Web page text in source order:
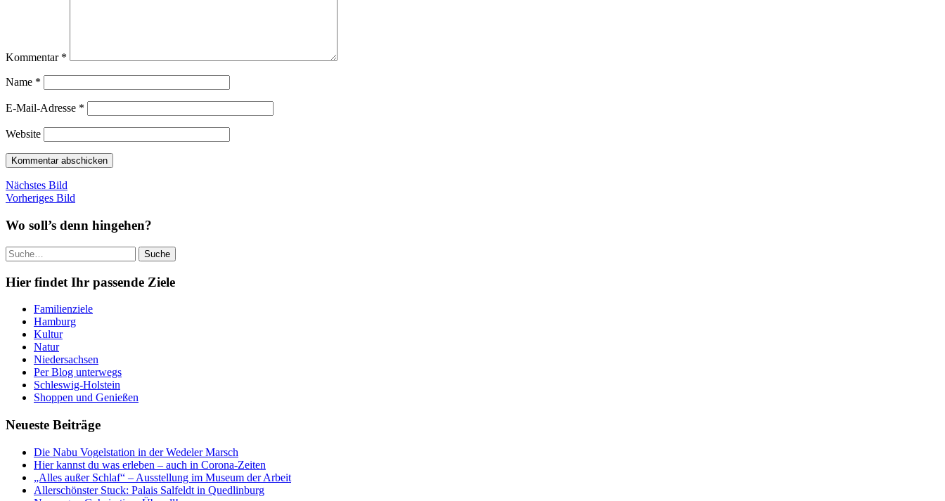
Kommentar *
Name *
E-Mail-Adresse *
Website
Nächstes Bild
Vorheriges Bild
Wo soll’s denn hingehen?
Suche
Hier findet Ihr passende Ziele
Familienziele
Hamburg
Kultur
Natur
Niedersachsen
Per Blog unterwegs
Schleswig-Holstein
Shoppen und Genießen
Neueste Beiträge
Die Nabu Vogelstation in der Wedeler Marsch
Hier kannst du was erleben – auch in Corona-Zeiten
„Alles außer Schlaf“ – Ausstellung im Museum der Arbeit
Allerschönster Stuck: Palais Salfeldt in Quedlinburg